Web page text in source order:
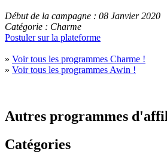
Début de la campagne : 08 Janvier 2020
Catégorie : Charme
Postuler sur la plateforme
» Voir tous les programmes Charme !
» Voir tous les programmes Awin !
Autres programmes
Catégories